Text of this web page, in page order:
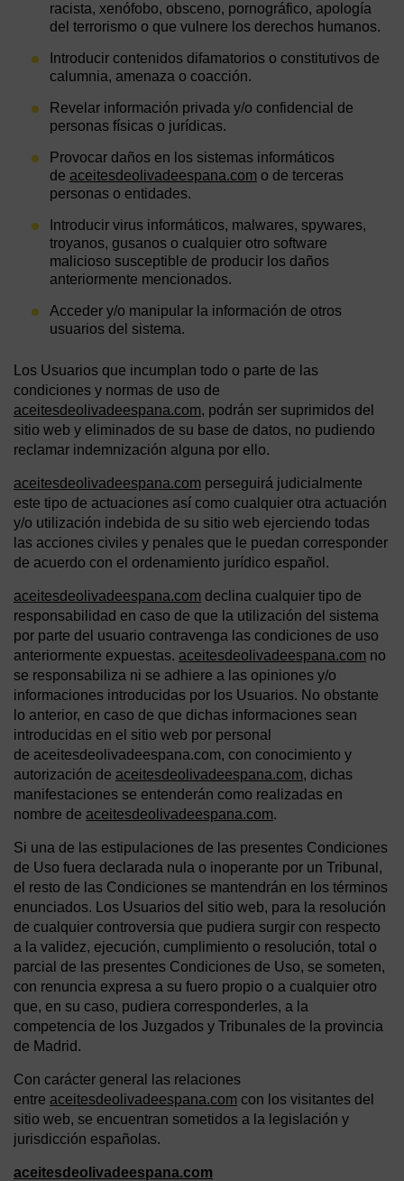
racista, xenófobo, obsceno, pornográfico, apología
del terrorismo o que vulnere los derechos humanos.
Introducir contenidos difamatorios o constitutivos de
calumnia, amenaza o coacción.
Revelar información privada y/o confidencial de
personas físicas o jurídicas.
Provocar daños en los sistemas informáticos
de aceitesdeolivadeespana.com o de terceras
personas o entidades.
Introducir virus informáticos, malwares, spywares,
troyanos, gusanos o cualquier otro software
malicioso susceptible de producir los daños
anteriormente mencionados.
Acceder y/o manipular la información de otros
usuarios del sistema.
Los Usuarios que incumplan todo o parte de las
condiciones y normas de uso de
aceitesdeolivadeespana.com, podrán ser suprimidos del
sitio web y eliminados de su base de datos, no pudiendo
reclamar indemnización alguna por ello.
aceitesdeolivadeespana.com perseguirá judicialmente
este tipo de actuaciones así como cualquier otra actuación
y/o utilización indebida de su sitio web ejerciendo todas
las acciones civiles y penales que le puedan corresponder
de acuerdo con el ordenamiento jurídico español.
aceitesdeolivadeespana.com declina cualquier tipo de
responsabilidad en caso de que la utilización del sistema
por parte del usuario contravenga las condiciones de uso
anteriormente expuestas. aceitesdeolivadeespana.com no
se responsabiliza ni se adhiere a las opiniones y/o
informaciones introducidas por los Usuarios. No obstante
lo anterior, en caso de que dichas informaciones sean
introducidas en el sitio web por personal
de aceitesdeolivadeespana.com, con conocimiento y
autorización de aceitesdeolivadeespana.com, dichas
manifestaciones se entenderán como realizadas en
nombre de aceitesdeolivadeespana.com.
Si una de las estipulaciones de las presentes Condiciones
de Uso fuera declarada nula o inoperante por un Tribunal,
el resto de las Condiciones se mantendrán en los términos
enunciados. Los Usuarios del sitio web, para la resolución
de cualquier controversia que pudiera surgir con respecto
a la validez, ejecución, cumplimiento o resolución, total o
parcial de las presentes Condiciones de Uso, se someten,
con renuncia expresa a su fuero propio o a cualquier otro
que, en su caso, pudiera corresponderles, a la
competencia de los Juzgados y Tribunales de la provincia
de Madrid.
Con carácter general las relaciones
entre aceitesdeolivadeespana.com con los visitantes del
sitio web, se encuentran sometidos a la legislación y
jurisdicción españolas.
aceitesdeolivadeespana.com